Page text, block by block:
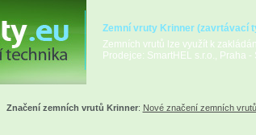
Zemní vruty Krinner (zavrtávací
Zemních vrutů lze využít k
Prodejce: SmartHEL s.r.o., Praha
Značení zemních vrutů Krinner: Nové značení zemních